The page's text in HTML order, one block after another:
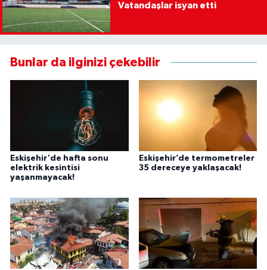
Vatandaşlar isyan etti
Bunlar da ilginizi çekebilir
Eskişehir'de hafta sonu
elektrik kesintisi
yaşanmayacak!
Eskişehir’de termometreler
35 dereceye yaklaşacak!